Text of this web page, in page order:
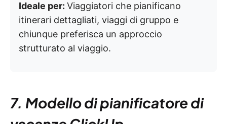
Ideale per: Viaggiatori che pianificano
itinerari dettagliati, viaggi di gruppo e
chiunque preferisca un approccio
strutturato al viaggio.
7. Modello di pianificatore di